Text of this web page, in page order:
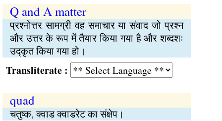
Q and A matter
प्रश्नोत्तर सामग्री वह समाचार या संवाद जो प्रश्न
और उत्तर के रूप में तैयार किया गया है और शब्दशः
उद्कृत किया गया हो।
:
quad
चतुष्क, क्वाड क्वाडरेट का संक्षेप।